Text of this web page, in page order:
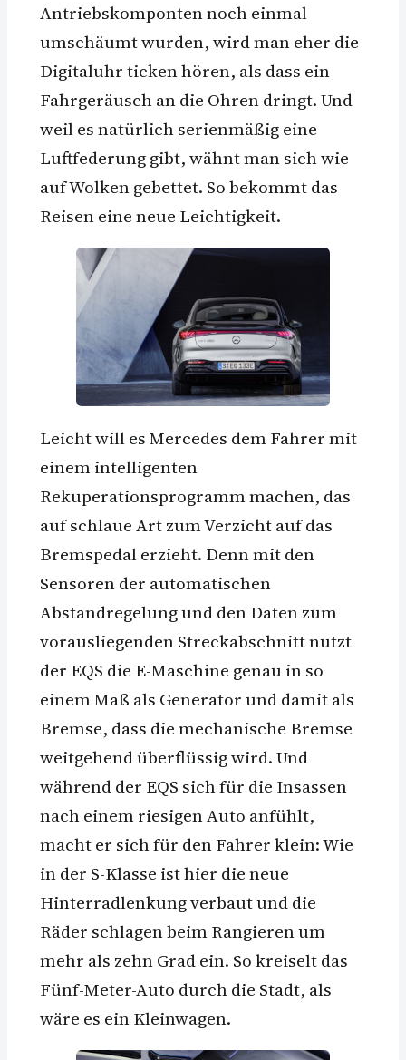
Antriebskomponten noch einmal
umschäumt wurden, wird man eher die
Digitaluhr ticken hören, als dass ein
Fahrgeräusch an die Ohren dringt. Und
weil es natürlich serienmäßig eine
Luftfederung gibt, wähnt man sich wie
auf Wolken gebettet. So bekommt das
Reisen eine neue Leichtigkeit.
Leicht will es Mercedes dem Fahrer mit
einem intelligenten
Rekuperationsprogramm machen, das
auf schlaue Art zum Verzicht auf das
Bremspedal erzieht. Denn mit den
Sensoren der automatischen
Abstandregelung und den Daten zum
vorausliegenden Streckabschnitt nutzt
der EQS die E-Maschine genau in so
einem Maß als Generator und damit als
Bremse, dass die mechanische Bremse
weitgehend überflüssig wird. Und
während der EQS sich für die Insassen
nach einem riesigen Auto anfühlt,
macht er sich für den Fahrer klein: Wie
in der S-Klasse ist hier die neue
Hinterradlenkung verbaut und die
Räder schlagen beim Rangieren um
mehr als zehn Grad ein. So kreiselt das
Fünf-Meter-Auto durch die Stadt, als
wäre es ein Kleinwagen.